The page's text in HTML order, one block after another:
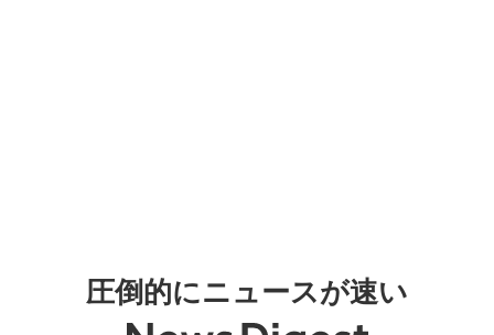
圧倒的にニュースが速い